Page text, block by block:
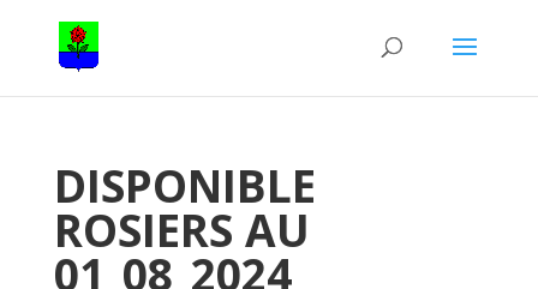
DISPONIBLE
ROSIERS AU
01_08_2024